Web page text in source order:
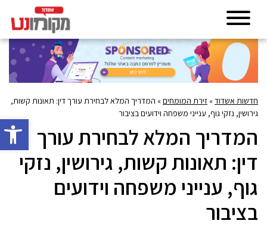
פתח
חדשות אשדוד» זירת המומחים» המדריך המלא לבחירת עורך דין: תאונות קשות,
גירושין, נזקי גוף, ענייני משפחה וידועים בציבור
המדריך המלא לבחירת עורך
דין: תאונות קשות, גירושין, נזקי
גוף, ענייני משפחה וידועים
בציבור